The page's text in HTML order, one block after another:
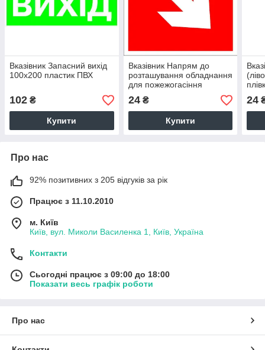
Вказівник Запасний вихід
100х200 пластик ПВХ
102 ₴
Купити
Вказівник Напрям до
розташування обладнання
для пожежогасіння
150х150 с-к плiвка
24₴
Купити
24
Про нас
92% позитивних з 205 відгуків за рік
Працює з 11.10.2010
м. Київ
Київ, вул. Миколи Василенка 1, Київ, Україна
Контакти
Сьогодні працює з 09:00 до 18:00
Показати весь графік роботи
Про нас